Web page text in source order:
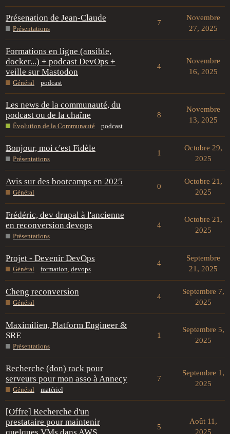
Présenation de Jean-Claude
Présentations
7
Novembre
27, 2025
Formations en ligne (ansible,
docker...) + podcast DevOps +
veille sur Mastodon
Général podcast
4
Novembre
16, 2025
Les news de la communauté, du
podcast ou de la chaîne
Évolution de la Communauté podcast
8
Novembre
13, 2025
Bonjour, moi c'est Fidèle
Présentations
1
Octobre 29,
2025
Avis sur des bootcamps en 2025
Général
0
Octobre 21,
2025
Frédéric, dev drupal à l'ancienne
en reconversion devops
Présentations
4
Octobre 21,
2025
Projet - Devenir DevOps
Général formation, devops
4
Septembre
21, 2025
Cheng reconversion
Général
4
Septembre 7,
2025
Maximilien, Platform Engineer &
SRE
Présentations
1
Septembre 5,
2025
Recherche (don) rack pour
serveurs pour mon asso à Annecy
Général matériel
7
Septembre 1,
2025
[Offre] Recherche d'un
prestataire pour maintenir
quelques VMs dans AWS
5
Août 11,
2025